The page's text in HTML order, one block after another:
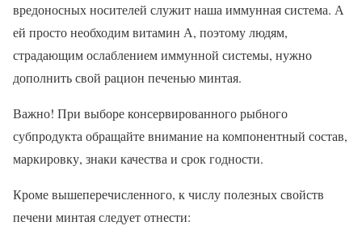
вредоносных носителей служит наша иммунная система. А
ей просто необходим витамин А, поэтому людям,
страдающим ослаблением иммунной системы, нужно
дополнить свой рацион печенью минтая.
Важно! При выборе консервированного рыбного
субпродукта обращайте внимание на компонентный состав,
маркировку, знаки качества и срок годности.
Кроме вышеперечисленного, к числу полезных свойств
печени минтая следует отнести: